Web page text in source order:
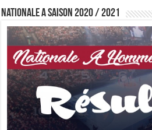
Nationale A saison 2020 / 2021